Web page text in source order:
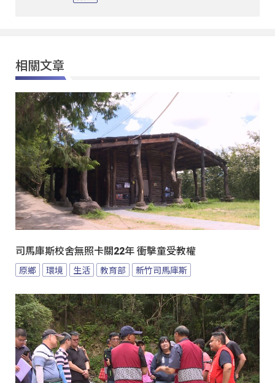
相關文章
司馬庫斯校舍無照卡關22年 衝擊童受教權
原鄉 環境 生活 教育部 新竹司馬庫斯